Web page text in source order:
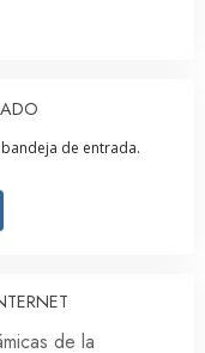
de entrada.
de la